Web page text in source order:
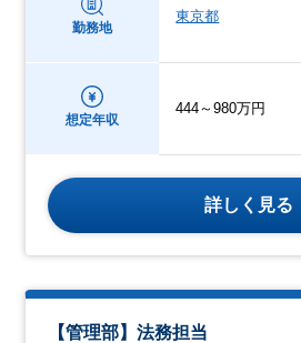
勤務地
東京都
想定年収
444～980万円
詳しく見る
【管理部】法務担当